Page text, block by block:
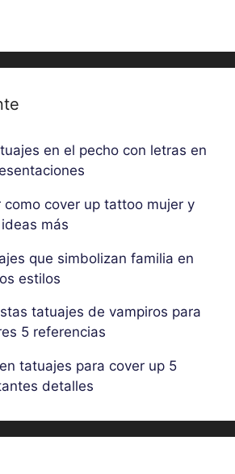
en el pecho con letras en
como cover up tattoo mujer y
más
que simbolizan familia en
estilos
tatuajes de vampiros para
5 referencias
tatuajes para cover up 5
detalles